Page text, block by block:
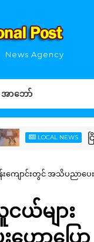
News Agency
ာဘော်
LOCAL NEWS ငြိမ်းချ
ကျောင်းတွင် အသိပညာပေး
ယ်များ
ောပြော